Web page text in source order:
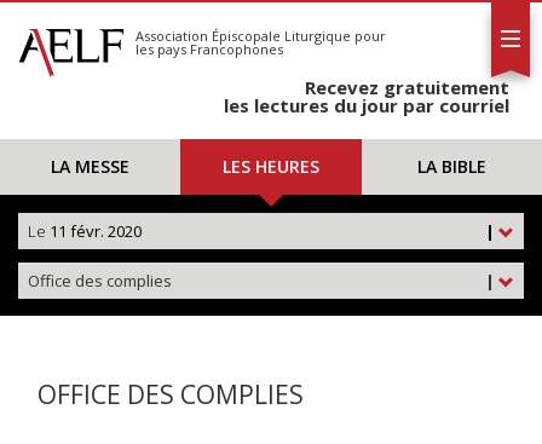
S'abonner
Calendrier
Association Épiscopale Liturgique pour
les pays Francophones
Recevez gratuitement
les lectures du jour par courriel
LA MESSE LES HEURES LA BIBLE
|
Le 11 févr. 2020
|
Office des complies
OFFICE DES COMPLIES